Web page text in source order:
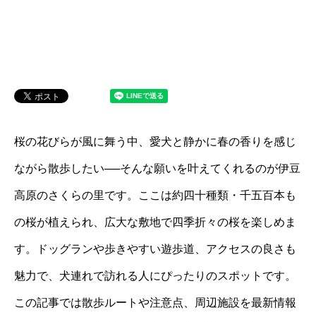
桜の花びらが風に舞う中、愛犬と静かに春の香りを感じ
ながら散歩したい──そんな願いを叶えてくれるのが伊豆
高原のさくらの里です。ここは約四十種類・千五百本も
の桜が植えられ、広大な敷地で四季折々の桜を楽しめま
す。ドッグランや歩きやすい遊歩道、アクセスの良さも
魅力で、犬連れで訪れる人にぴったりのスポットです。
この記事では散歩ルートや注意点、周辺施設を最新情報